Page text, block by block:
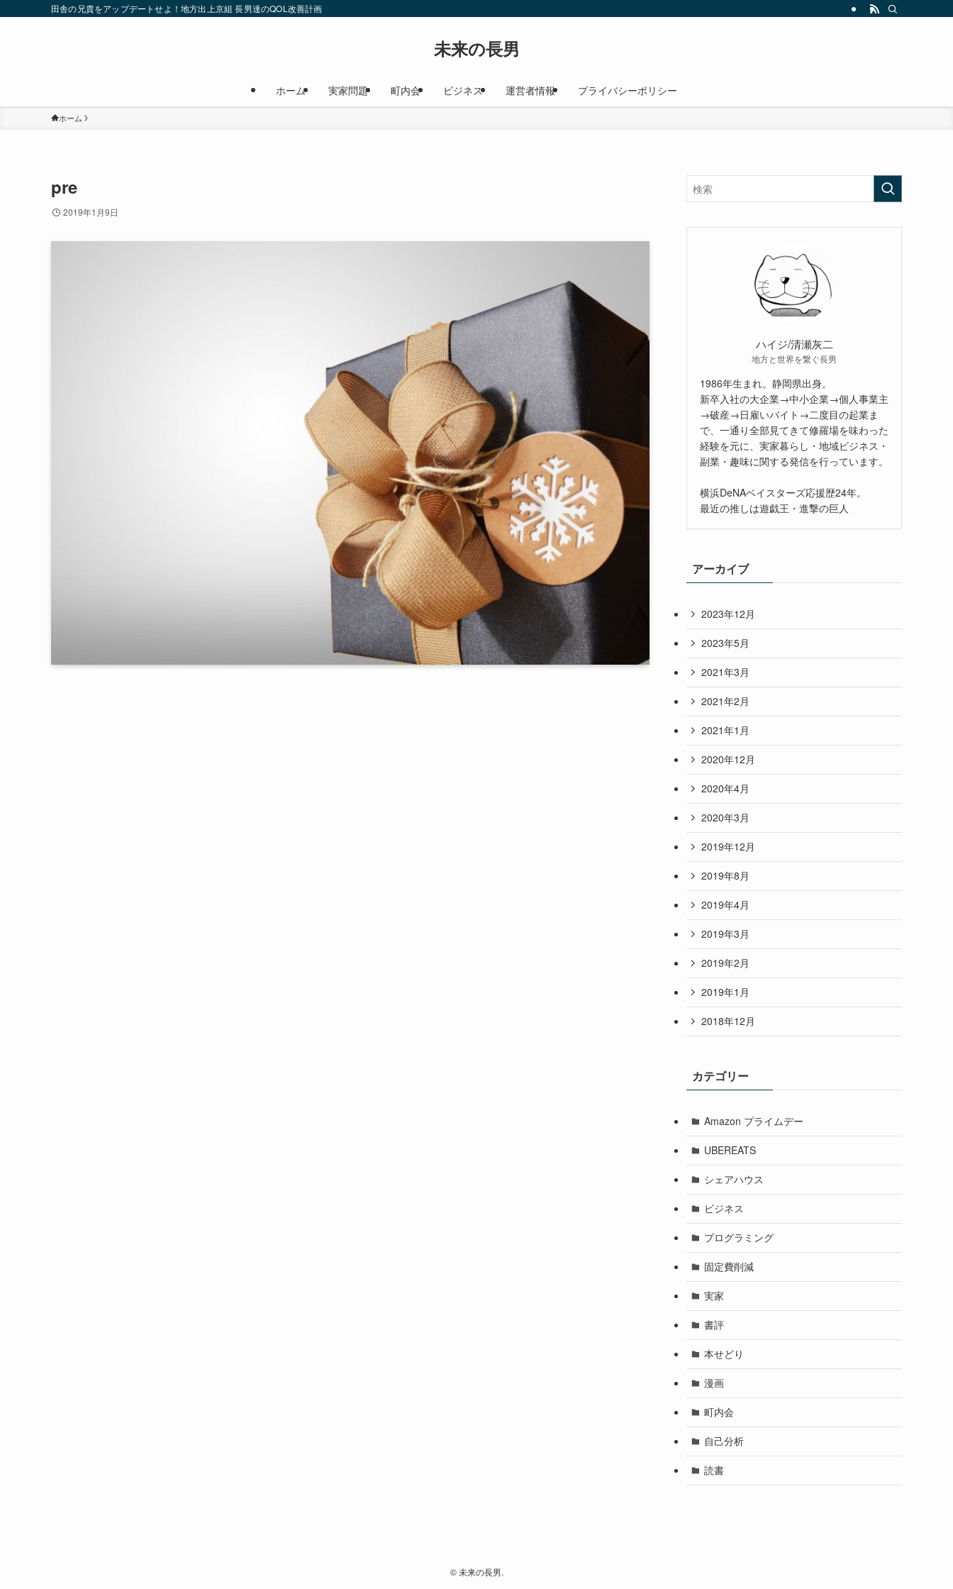
田舎の兄貴をアップデートせよ！地方出上京組 長男達のQOL改善計画
未来の長男
ホーム 実家問題 町内会 ビジネス 運営者情報 プライバシーポリシー
ホーム
pre
2019年1月9日
ハイジ/清瀬灰二
地方と世界を繋ぐ長男
1986年生まれ。静岡県出身。
新卒入社の大企業→中小企業→個人事業主
→破産→日雇いバイト→二度目の起業ま
で、一通り全部見てきて修羅場を味わった
経験を元に、実家暮らし・地域ビジネス・
副業・趣味に関する発信を行っています。
横浜DeNAベイスターズ応援歴24年。
最近の推しは遊戯王・進撃の巨人
アーカイブ
2023年12月
2023年5月
2021年3月
2021年2月
2021年1月
2020年12月
2020年4月
2020年3月
2019年12月
2019年8月
2019年4月
2019年3月
2019年2月
2019年1月
2018年12月
カテゴリー
Amazon プライムデー
UBEREATS
シェアハウス
ビジネス
プログラミング
固定費削減
実家
書評
本せどり
漫画
町内会
自己分析
読書
©未来の長男.